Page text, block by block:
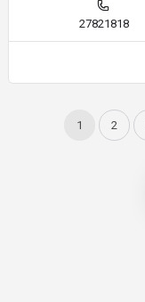
27821818
1 2